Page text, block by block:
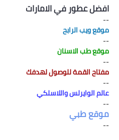
افضل عطور في الامارات
--
موقع ويب الرابح
--
موقع طب الاسنان
--
مفتاح القمة للوصول لهدفك
--
عالم الوايرلس واللاسلكي
--
موقع طبي
--